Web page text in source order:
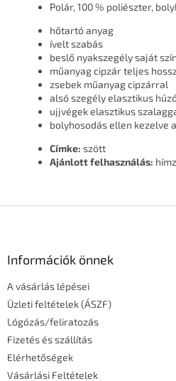
Polár, 100 % poliészter,
hőtartó anyag
ívelt szabás
beslő nyakszegély saját
műanyag cipzár teljes
zsebek műanyag cipzárral
alsó szegély elasztikus
ujjvégek elasztikus
bolyhosodás ellen kezelve
Címke: szött
Ajánlott felhasználás:
Információk önnek
A vásárlás lépései
Üzleti feltételek (ÁSZF)
Lógózás/feliratozás
Fizetés és szállítás
Elérhetőségek
Vásárlási Feltételek